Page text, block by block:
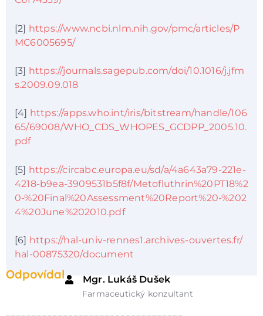
[2] https://www.ncbi.nlm.nih.gov/pmc/articles/P
MC6005695/
[3] https://journals.sagepub.com/doi/10.1016/j.jfm
s.2009.09.018
[4] https://apps.who.int/iris/bitstream/handle/106
65/69008/WHO_CDS_WHOPES_GCDPP_2005.10.
pdf
[5] https://circabc.europa.eu/sd/a/4a643a79-221e-
4218-b9ea-3909531b5f8f/Metofluthrin%20PT18%2
0-%20Final%20Assessment%20Report%20-%202
4%20June%202010.pdf
[6] https://hal-univ-rennes1.archives-ouvertes.fr/
hal-00875320/document
Odpovídal Mgr. Lukáš Dušek
Farmaceutický konzultant